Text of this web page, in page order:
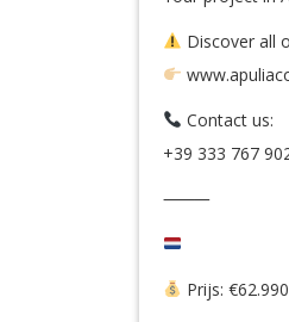
Discover all
Contact us:
+39 333 767
⸻
Prijs: